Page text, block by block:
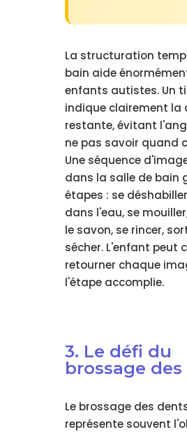
La structuration
bain aide
enfants autistes. Un
indique clairement la
restante, évitant
ne pas savoir quand
Une séquence
dans la salle de bain
étapes : se
dans l'eau, se
le savon, se rincer,
sécher. L'enfant peut
retourner chaque
l'étape accomplie.
3. Le défi du
brossage
Le brossage des
représente souvent